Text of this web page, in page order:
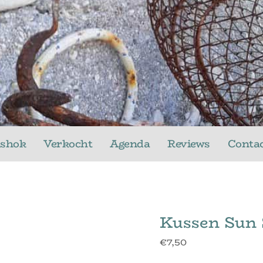
Verkocht Agenda Reviews
Kussen Sun
€7,50